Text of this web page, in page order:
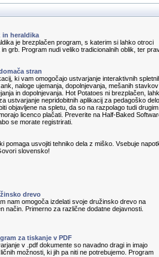
in heraldika
je brezplačen program, s katerim si lahko otroci
grb. Program nudi veliko tradicionalnih oblik, ter
stran
ki vam omogočajo ustvarjanje interaktivnih
naloge ujemanja, dopolnjevanja, mešanih stavkov
in dopolnjevanja. Hot Potatoes ni brezplačen,
ustvarjanje nepridobitnih aplikacij za pedagoško delo.
objavljene na spletu, da so na razpolago tudi drugim.
licenco plačati. Preverite na Half-Baked
se morate registrirati.
pomaga usvojiti tehniko dela z miško. Vsebuje
slovensko!
drevo
nam omogoča izdelati svoje družinsko drevo na
način. Primerno za različne dodatne dejavnosti.
za tiskanje v PDF
v .pdf dokumente so navadno dragi in imajo
možnosti, ki jih pa niti ne potrebujemo. Program